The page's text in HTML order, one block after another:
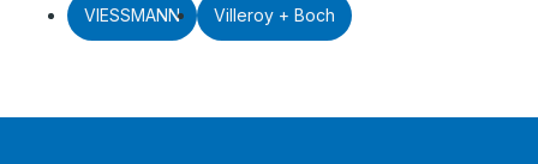
VIESSMANN Villeroy + Boch